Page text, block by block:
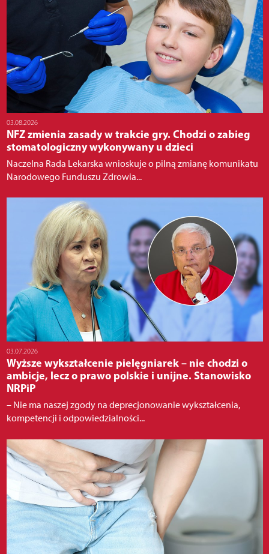
03.08.2026
NFZ zmienia zasady w trakcie gry. Chodzi o zabieg
stomatologiczny wykonywany u dzieci
Naczelna Rada Lekarska wnioskuje o pilną zmianę komunikatu
Narodowego Funduszu Zdrowia...
03.07.2026
Wyższe wykształcenie pielęgniarek – nie chodzi o
ambicje, lecz o prawo polskie i unijne. Stanowisko
NRPiP
– Nie ma naszej zgody na deprecjonowanie wykształcenia,
kompetencji i odpowiedzialności...